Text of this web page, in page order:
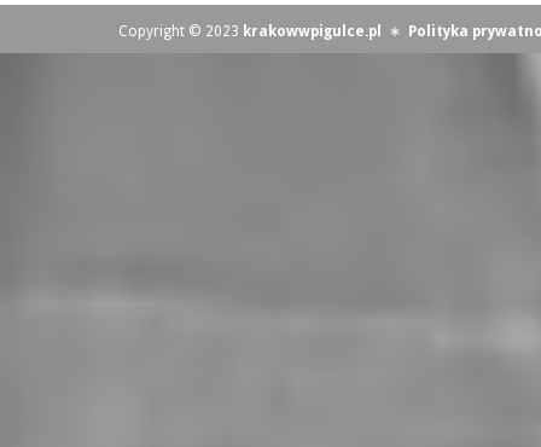
Copyright © 2023 krakowwpigulce.pl ∗ Polityka